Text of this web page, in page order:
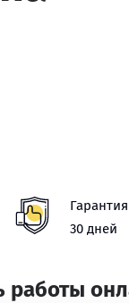
30 дней
работы